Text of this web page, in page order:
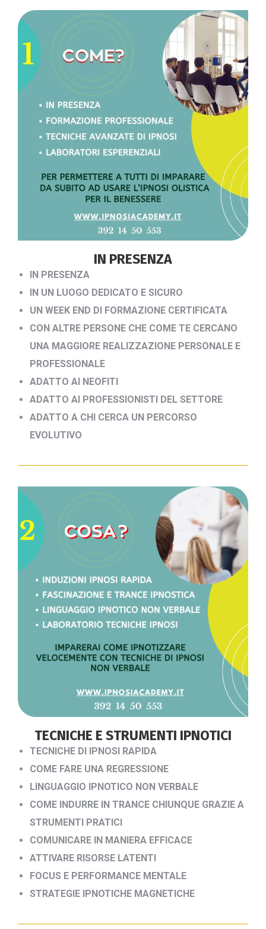
IN PRESENZA
IN PRESENZA
IN UN LUOGO DEDICATO E SICURO
UN WEEK END DI FORMAZIONE CERTIFICATA
CON ALTRE PERSONE CHE COME TE CERCANO
UNA MAGGIORE REALIZZAZIONE PERSONALE E
PROFESSIONALE
ADATTO AI NEOFITI
ADATTO AI PROFESSIONISTI DEL SETTORE
ADATTO A CHI CERCA UN PERCORSO
EVOLUTIVO
TECNICHE E STRUMENTI IPNOTICI
TECNICHE DI IPNOSI RAPIDA
COME FARE UNA REGRESSIONE
LINGUAGGIO IPNOTICO NON VERBALE
COME INDURRE IN TRANCE CHIUNQUE GRAZIE A
STRUMENTI PRATICI
COMUNICARE IN MANIERA EFFICACE
ATTIVARE RISORSE LATENTI
FOCUS E PERFORMANCE MENTALE
STRATEGIE IPNOTICHE MAGNETICHE